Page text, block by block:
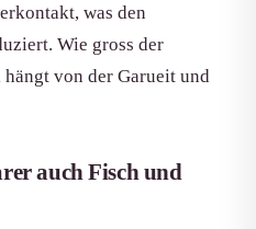
was den
Wie gross der
von der Garueit und
auch Fisch und